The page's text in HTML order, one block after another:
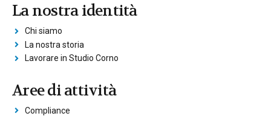
La nostra identità
Chi siamo
La nostra storia
Lavorare in Studio Corno
Aree di attività
Compliance